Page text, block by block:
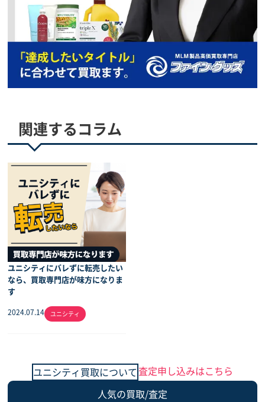
買取価格 1,000 円
ユニシティ
LC ベース
ただいま、買取強化 キャンペーン中
予約買取、複数点で
関連するコラム
ユニシティにバレずに転売したい
なら、買取専門店が味方になりま
す
2024.07.14 ユニシティ
ユニシティ買取について査定申し込みはこちら
人気の買取/査定